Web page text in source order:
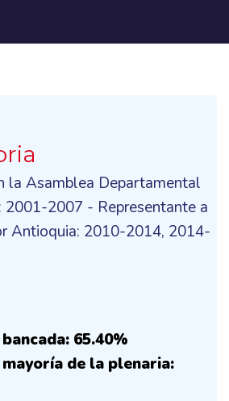
la Asamblea Departamental
2001-2007 - Representante a
Antioquia: 2010-2014, 2014-
65.40%
de la plenaria: